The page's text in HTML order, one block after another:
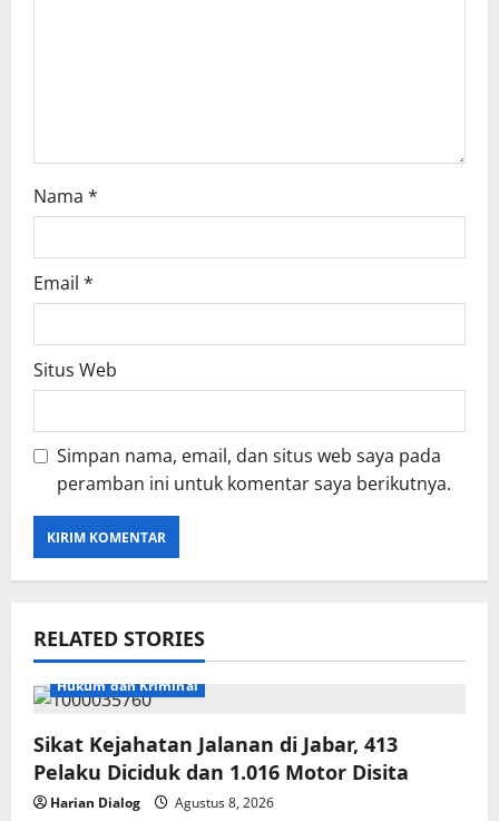
Nama *
Email *
Situs Web
Simpan nama, email, dan situs web saya pada
peramban ini untuk komentar saya berikutnya.
RELATED STORIES
Hukum dan Kriminal
Sikat Kejahatan Jalanan di Jabar, 413
Pelaku Diciduk dan 1.016 Motor Disita
Harian Dialog
Agustus 8, 2026